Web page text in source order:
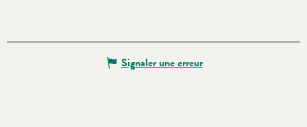
Signaler une erreur